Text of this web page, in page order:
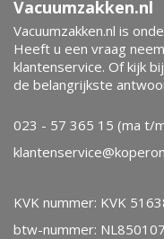
Vacuumzakken.nl
Vacuumzakken.nl is
Heeft u een vraag
klantenservice. Of kijk
de belangrijkste
023 - 57 365 15 (ma t/
KVK nummer: KVK
btw-nummer: